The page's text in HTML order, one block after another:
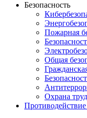
Безопасность
Пожарная
Общая
Охрана